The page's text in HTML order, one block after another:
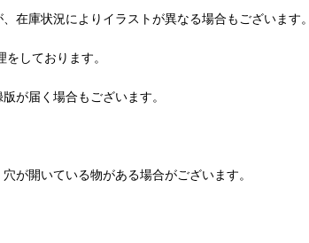
在庫状況によりイラストが異なる場合もございます。
しております。
が届く場合もございます。
が開いている物がある場合がございます。